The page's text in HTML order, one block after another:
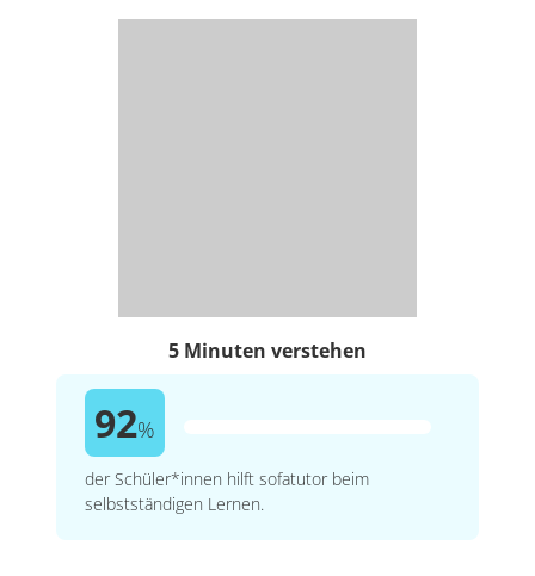
5 Minuten verstehen
92%
der Schüler*innen hilft sofatutor beim
selbstständigen Lernen.